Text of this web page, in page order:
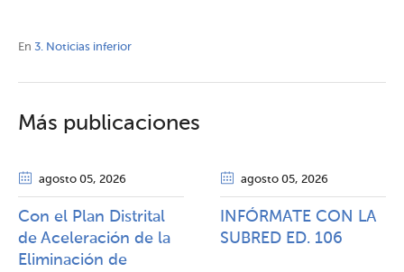
En 3. Noticias inferior
Más publicaciones
agosto 05, 2026
Con el Plan Distrital
de Aceleración de la
Eliminación de
agosto 05, 2026
INFÓRMATE CON LA
SUBRED ED. 106